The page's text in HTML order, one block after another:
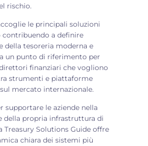
rischio.
le principali soluzioni
contribuendo a definire
della tesoreria moderna e
un punto di riferimento per
finanziari che vogliono
strumenti e piattaforme
mercato internazionale.
supportare le aziende nella
della propria infrastruttura di
Treasury Solutions Guide offre
chiara dei sistemi più